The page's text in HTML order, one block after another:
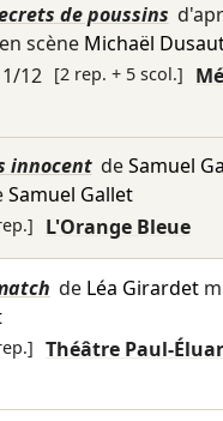
de poussins
scène Michaël
12 [2 rep. + 5 scol.]
innocent deSamuel
Samuel Gallet
L'Orange Bleue
de Léa Girardet
Théâtre Paul-